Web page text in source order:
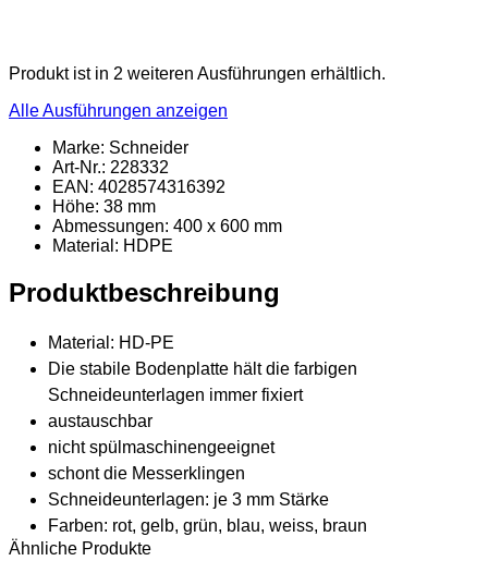
Produkt ist in 2 weiteren Ausführungen erhältlich.
Alle Ausführungen anzeigen
Marke: Schneider
Art-Nr.: 228332
EAN: 4028574316392
Höhe: 38 mm
Abmessungen: 400 x 600 mm
Material : HDPE
Produktbeschreibung
Material: HD-PE
Die stabile Bodenplatte hält die farbigen
Schneideunterlagen immer fixiert
austauschbar
nicht spülmaschinengeeignet
schont die Messerklingen
Schneideunterlagen: je 3 mm Stärke
Farben: rot, gelb, grün, blau, weiss, braun
Ähnliche Produkte